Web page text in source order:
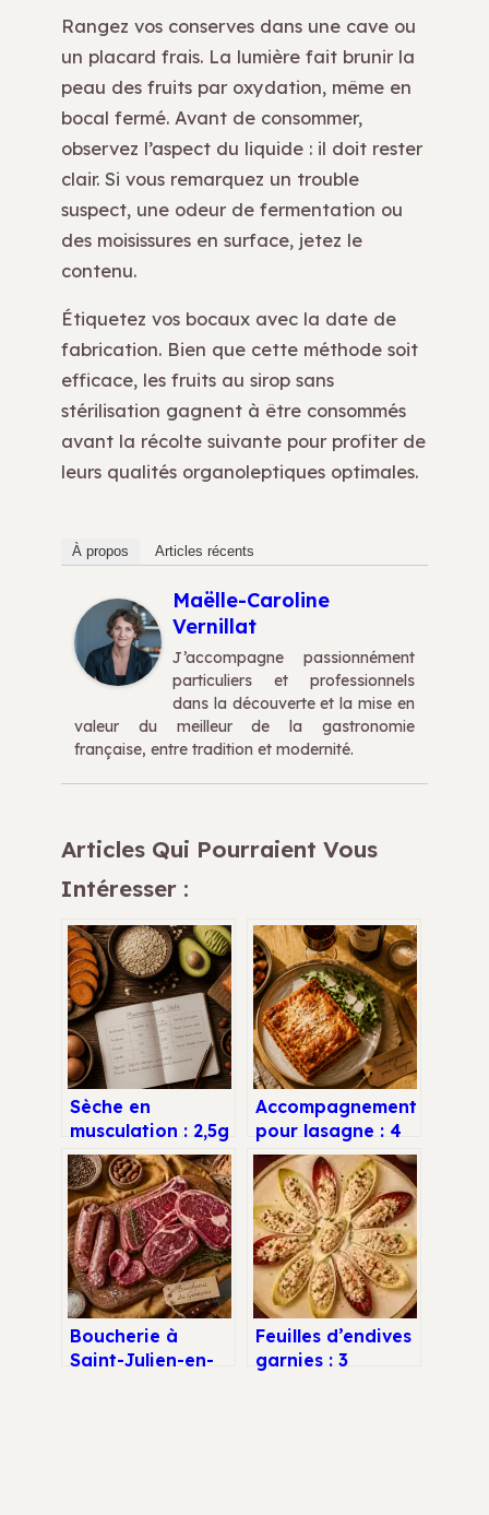
Rangez vos conserves dans une cave ou
un placard frais. La lumière fait brunir la
peau des fruits par oxydation, même en
bocal fermé. Avant de consommer,
observez l’aspect du liquide : il doit rester
clair. Si vous remarquez un trouble
suspect, une odeur de fermentation ou
des moisissures en surface, jetez le
contenu.
Étiquetez vos bocaux avec la date de
fabrication. Bien que cette méthode soit
efficace, les fruits au sirop sans
stérilisation gagnent à être consommés
avant la récolte suivante pour profiter de
leurs qualités organoleptiques optimales.
À propos Articles récents
Maëlle-Caroline
Vernillat
J’accompagne passionnément
particuliers et professionnels
dans la découverte et la mise en
valeur du meilleur de la gastronomie
française, entre tradition et modernité.
Articles Qui Pourraient Vous
Intéresser :
Sèche en
musculation : 2,5g
de protéines et 3
règles pour
perdre du gras
sans sacrifier ses
muscles
Accompagnement
pour lasagne : 4
duos infaillibles
pour équilibrer ce
plat généreux
Boucherie à
Saint-Julien-en-
Feuilles d’endives
garnies : 3